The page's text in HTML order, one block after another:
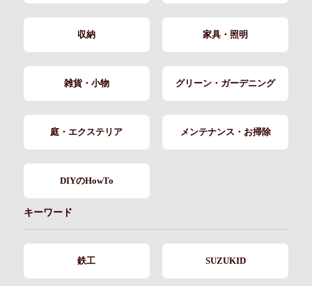
収納 家具・照明
雑貨・小物 グリーン・ガーデニング
庭・エクステリア メンテナンス・お掃除
DIYのHowTo
キーワード
鉄工 SUZUKID